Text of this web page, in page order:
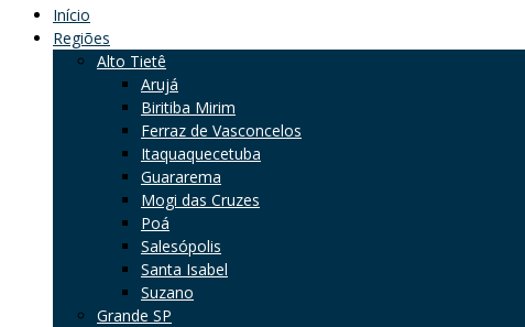
Início
Regiões
Alto Tietê
Arujá
Biritiba Mirim
Ferraz de Vasconcelos
Itaquaquecetuba
Guararema
Mogi das Cruzes
Poá
Salesópolis
Santa Isabel
Suzano
Grande SP